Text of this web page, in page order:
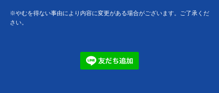
※やむを得ない事由により内容に変更がある場合がございます。ご了承くだ
さい。